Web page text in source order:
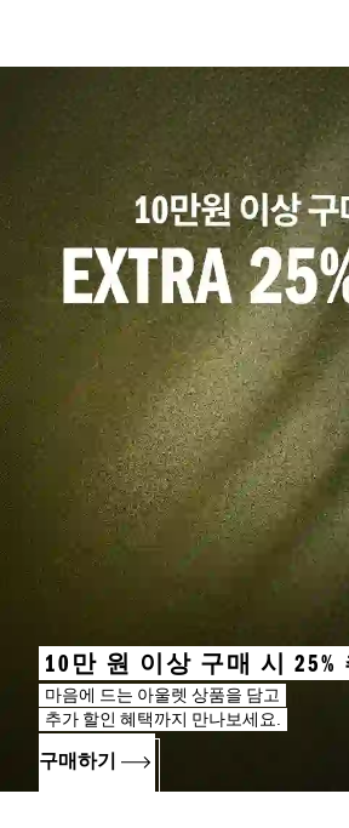
10만 원 이상 구매 시 25%
마음에 드는 아울렛 상품을 담고
추가 할인 혜택까지 만나보세요.
구매하기